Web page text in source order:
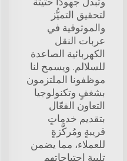
لتحقيق التميُّز
والموثوقية في
عربات النقل
الكهربائية الصاعدة
للسلالم. ويسمح لنا
موظفونا الملتزمون
بشغفٍ وتكنولوجيا
التعاون الفعّال
بتقديم خدماتٍ
قريبةٍ ومُركَّزةٍ
للعملاء، مما يضمن
تلبية احتياجاتهم